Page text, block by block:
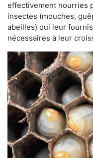
effectivement nourries
insectes (mouches,
abeilles) qui leur
nécessaires à leur